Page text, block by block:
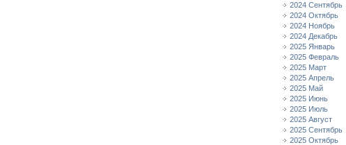
2024 Сентябрь
2024 Октябрь
2024 Ноябрь
2024 Декабрь
2025 Январь
2025 Февраль
2025 Март
2025 Апрель
2025 Май
2025 Июнь
2025 Июль
2025 Август
2025 Сентябрь
2025 Октябрь